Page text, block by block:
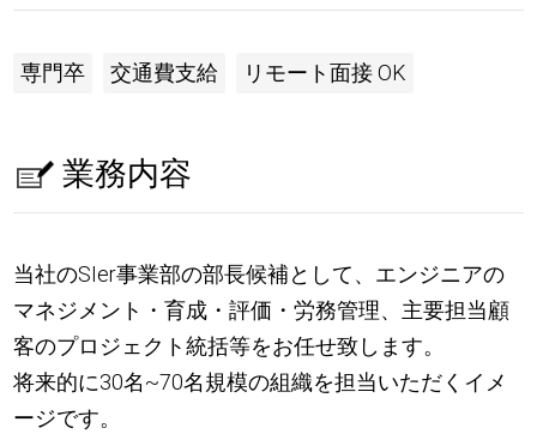
専門卒 交通費支給 リモート面接 OK
業務内容
当社のSIer事業部の部長候補として、エンジニアの
マネジメント・育成・評価・労務管理、主要担当顧
客のプロジェクト統括等をお任せ致します。
将来的に30名~70名規模の組織を担当いただくイメ
ージです。